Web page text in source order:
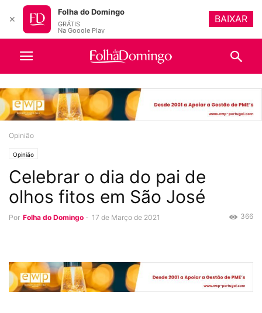
Opinião
Opinião
Celebrar o dia do pai de
olhos fitos em São José
Por Folha do Domingo - 17 de Março de 2021 366
✕
Folha do Domingo
GRÁTIS
Na Google Play
BAIXAR